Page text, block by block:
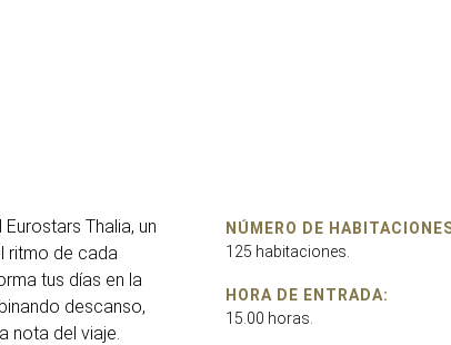
Thalia, un
ritmo de cada
tus días en la
descanso,
nota del viaje.
NÚMERO DE
125 habitaciones.
HORA DE ENTRADA:
15.00 horas.